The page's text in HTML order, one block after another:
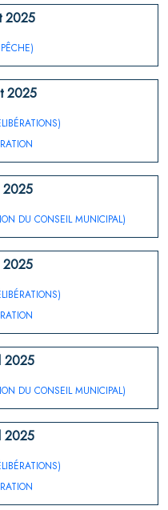
2025
2025
2025
DU CONSEIL MUNICIPAL)
2025
2025
DU CONSEIL MUNICIPAL)
2025